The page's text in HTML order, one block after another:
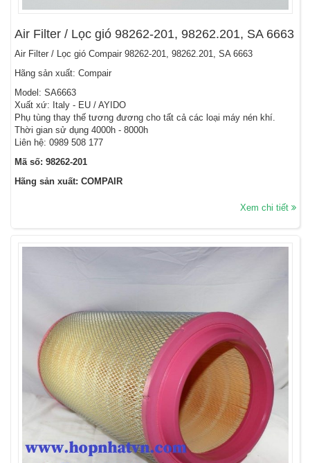
Air Filter / Lọc gió 98262-201, 98262.201, SA 6663
Air Filter / Lọc gió Compair 98262-201, 98262.201, SA 6663
Hãng sản xuất: Compair
Model: SA6663
Xuất xứ: Italy - EU / AYIDO
Phụ tùng thay thế tương đương cho tất cả các loại máy nén khí.
Thời gian sử dụng 4000h - 8000h
Liên hệ: 0989 508 177
Mã số: 98262-201
Hãng sản xuất: COMPAIR
Xem chi tiết